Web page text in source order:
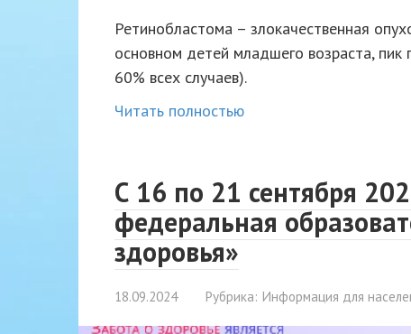
Ретинобластома – злокачественная
основном детей младшего возраста,
60% всех случаев).
Читать полностью
С 16 по 21 сентября
федеральная
здоровья»
18.09.2024 Рубрика: Информация для